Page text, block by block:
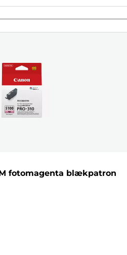
fotomagenta blækpatron